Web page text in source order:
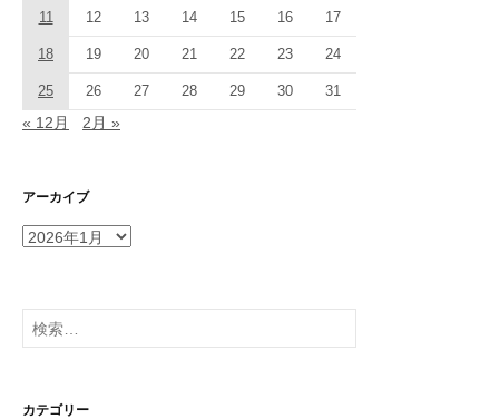
11 12 13 14 15 16 17
18 19 20 21 22 23 24
25 26 27 28 29 30 31
« 12月 2月 »
アーカイブ
ア
イ
ブ
検
索:
カテゴリー